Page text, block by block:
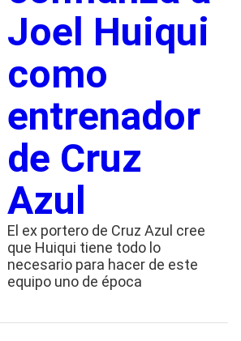
Joel Huiqui
como
entrenador
de Cruz
Azul
El ex portero de Cruz Azul cree
que Huiqui tiene todo lo
necesario para hacer de este
equipo uno de época